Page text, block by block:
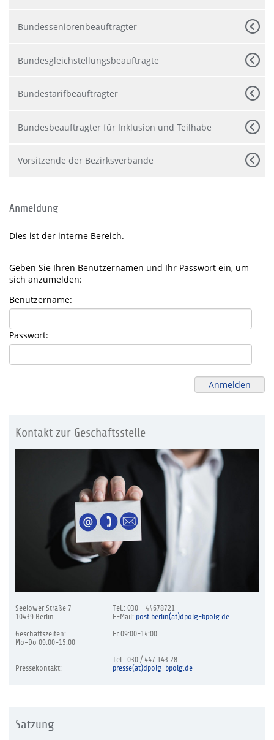
Bundesseniorenbeauftragter
Bundesgleichstellungsbeauftragte
Bundestarifbeauftragter
Bundesbeauftragter für Inklusion und Teilhabe
Vorsitzende der Bezirksverbände
Anmeldung
Dies ist der interne Bereich.
Geben Sie Ihren Benutzernamen und Ihr Passwort ein, um
sich anzumelden:
Benutzername:
Passwort:
Kontakt zur Geschäftsstelle
Seelower Straße 7
10439 Berlin
Geschäftszeiten:
Mo-Do 09:00-15:00
Pressekontakt:
Tel.: 030 - 44678721
E-Mail: post.berlin(at)dpolg-bpolg.de
Fr 09:00-14:00
Tel.: 030 / 447 143 28
presse(at)dpolg-bpolg.de
Satzung